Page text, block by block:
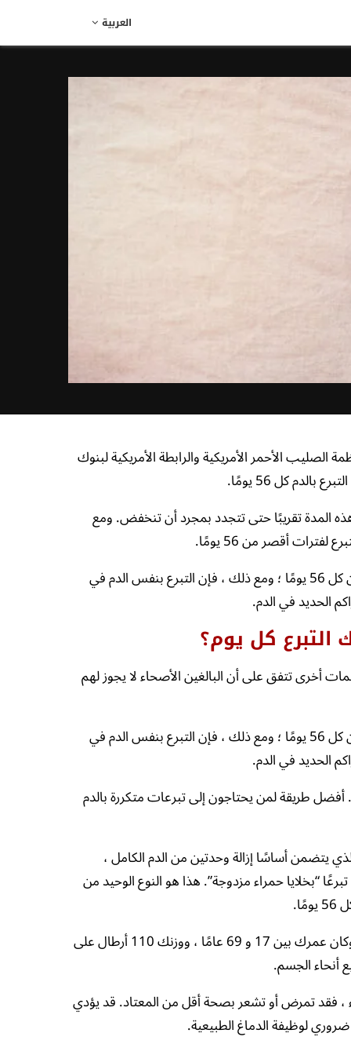
العربية
الأحمر الأمريكية والرابطة الأمريكية لبنوك
كل 56 يومًا.
تستغرق هذه المدة تقريبًا حتى تتجدد بمجرد أن تنخفض. ومع
أقصر من 56 يومًا.
الوقت بين التبرع بالدم مهم. يمكنك بالتأكيد التبرع بمعدل أقل من كل 56 يومًا ؛ ومع ذلك ، فإن التبرع بنفس الدم في
الحديد في الدم.
التبرع كل يوم؟
أخرى تتفق على أن البالغين الأصحاء لا يجوز لهم
الوقت بين التبرع بالدم مهم. يمكنك بالتأكيد التبرع بمعدل أقل من كل 56 يومًا ؛ ومع ذلك ، فإن التبرع بنفس الدم في
الحديد في الدم.
أفضل طريقة لمن يحتاجون إلى تبرعات متكررة بالدم
يتضمن أساسًا إزالة وحدتين من الدم الكامل ،
“بخلايا حمراء مزدوجة”. هذا هو النوع الوحيد من
لماذا علي التبرع ومتى؟ يمكنك التبرع بالدم إذا كنت بصحة جيدة وكان عمرك بين 17 و 69 عامًا ، ووزنك 110 أرطال على
أنحاء الجسم.
، فقد تمرض أو تشعر بصحة أقل من المعتاد. قد يؤدي